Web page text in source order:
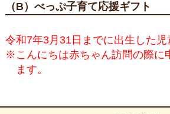
（B）べっぷ子育て応援ギフト
令和7年3月31日までに出生した
※こんにちは赤ちゃん訪問の際に
ます。